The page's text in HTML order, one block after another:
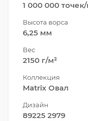
1 000 000 точек/
Высота ворса
6,25 мм
Вес
2150 г/м²
Коллекция
Matrix Овал
Дизайн
89225 2979